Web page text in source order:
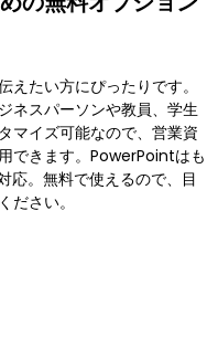
たい方にぴったりです。
ネスパーソンや教員、学生
マイズ可能なので、営業資
できます。PowerPointはも
。無料で使えるので、目
ださい。